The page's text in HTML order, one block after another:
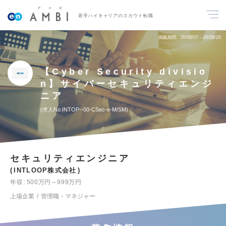
若手ハイキャリアのスカウト転職
掲載期間 26/08/07～26/08/20
【Cyber Security divisio
n】サイバーセキュリティエンジ
ニア
求人No.INTOP--00-CSec-e-M/SM
セキュリティエンジニア
INTLOOP株式会社
年収
500万円～999万円
上場企業
管理職・マネジャー